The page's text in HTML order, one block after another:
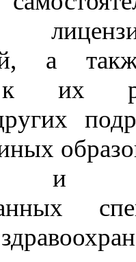
а
к их
и